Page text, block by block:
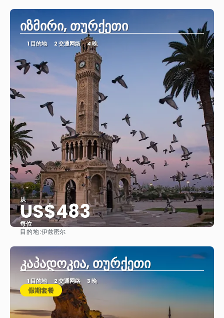
იზმირი, თურქეთი
1 目的地 2 交通网络 4 晚
从
US$483
每位
目的地:伊兹密尔
კაპადოკია, თურქეთი
1 目的地 2 交通网络 3 晚
假期套餐